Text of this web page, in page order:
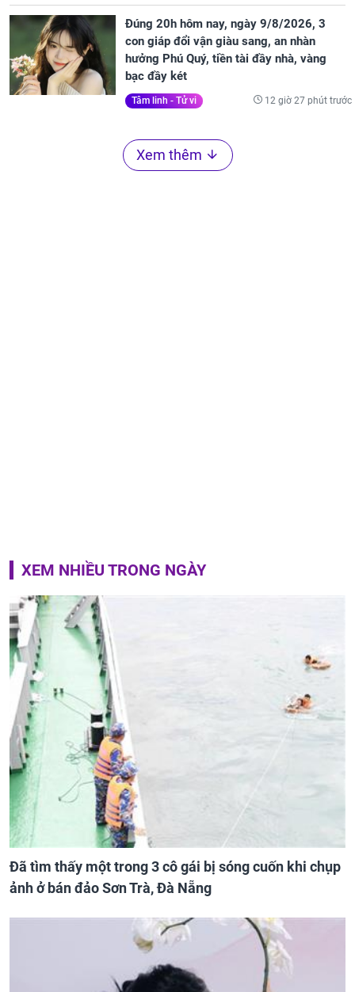
Đúng 20h hôm nay, ngày 9/8/2026, 3
con giáp đổi vận giàu sang, an nhàn
hưởng Phú Quý, tiền tài đầy nhà, vàng
bạc đầy két
Tâm linh - Tử vi 12 giờ 27 phút trước
Xem thêm
XEM NHIỀU TRONG NGÀY
Đã tìm thấy một trong 3 cô gái bị sóng cuốn khi chụp
ảnh ở bán đảo Sơn Trà, Đà Nẵng